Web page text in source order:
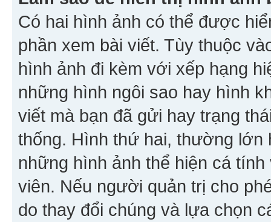
Có hai hình ảnh có thể được
phần xem bài viết. Tùy thuộc
hình ảnh đi kèm với xếp hạng
những hình ngôi sao hay hình
viết mà bạn đã gửi hay trạng
thống. Hình thứ hai, thường
những hình ảnh thể hiện cá
viên. Nếu người quản trị cho
do thay đổi chúng và lựa chọn